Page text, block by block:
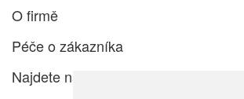
O firmě
Péče o zákazníka
Najdete nás